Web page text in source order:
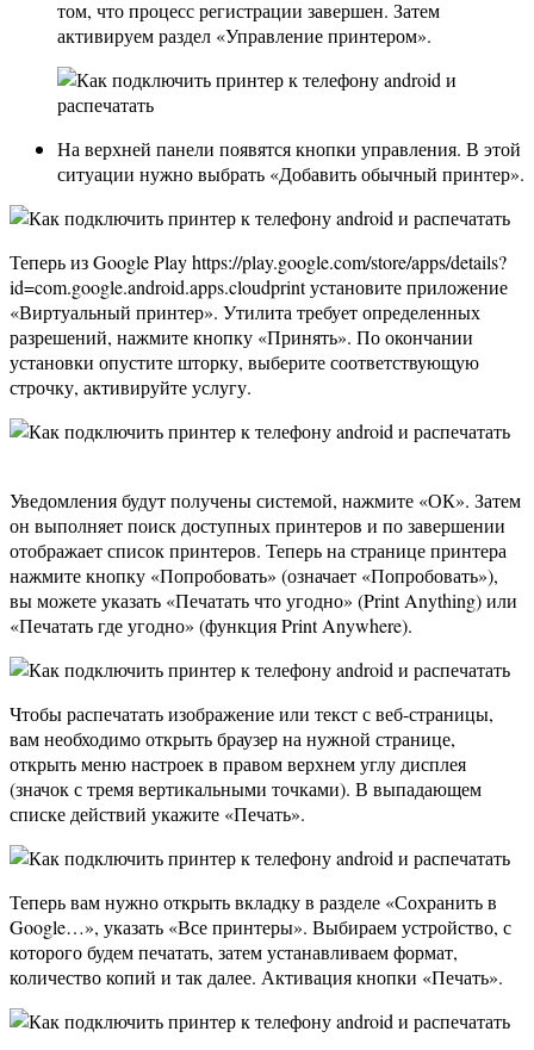
том, что процесс регистрации завершен. Затем
активируем раздел «Управление принтером».
На верхней панели появятся кнопки управления. В этой
ситуации нужно выбрать «Добавить обычный принтер».
Теперь из Google Play https://play.google.com/store/apps/details?
id=com.google.android.apps.cloudprint установите приложение
«Виртуальный принтер». Утилита требует определенных
разрешений, нажмите кнопку «Принять». По окончании
установки опустите шторку, выберите соответствующую
строчку, активируйте услугу.
Уведомления будут получены системой, нажмите «ОК». Затем
он выполняет поиск доступных принтеров и по завершении
отображает список принтеров. Теперь на странице принтера
нажмите кнопку «Попробовать» (означает «Попробовать»),
вы можете указать «Печатать что угодно» (Print Anything) или
«Печатать где угодно» (функция Print Anywhere).
Чтобы распечатать изображение или текст с веб-страницы,
вам необходимо открыть браузер на нужной странице,
открыть меню настроек в правом верхнем углу дисплея
(значок с тремя вертикальными точками). В выпадающем
списке действий укажите «Печать».
Теперь вам нужно открыть вкладку в разделе «Сохранить в
Google…», указать «Все принтеры». Выбираем устройство, с
которого будем печатать, затем устанавливаем формат,
количество копий и так далее. Активация кнопки «Печать».